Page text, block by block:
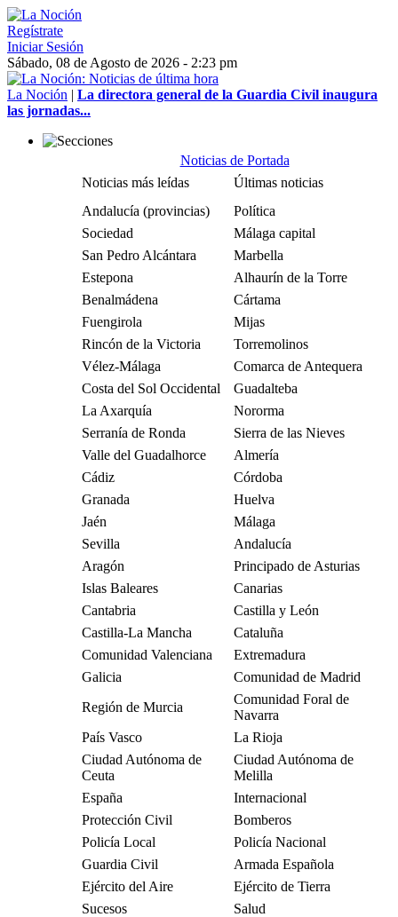
Regístrate
Iniciar Sesión
Sábado, 08 de Agosto de 2026 - 2:23 pm
La Noción | La directora general de la Guardia Civil inaugura
las jornadas...
Noticias de Portada
Noticias más leídas
Últimas noticias
Andalucía (provincias)
Política
Sociedad
Málaga capital
San Pedro Alcántara
Marbella
Estepona
Alhaurín de la Torre
Benalmádena
Cártama
Fuengirola
Mijas
Rincón de la Victoria
Torremolinos
Vélez-Málaga
Comarca de Antequera
Costa del Sol Occidental
Guadalteba
La Axarquía
Nororma
Serranía de Ronda
Sierra de las Nieves
Valle del Guadalhorce
Almería
Cádiz
Córdoba
Granada
Huelva
Jaén
Málaga
Sevilla
Andalucía
Aragón
Principado de Asturias
Islas Baleares
Canarias
Cantabria
Castilla y León
Castilla-La Mancha
Cataluña
Comunidad Valenciana
Extremadura
Galicia
Comunidad de Madrid
Región de Murcia
Comunidad Foral de
Navarra
País Vasco
La Rioja
Ciudad Autónoma de
Ceuta
Ciudad Autónoma de
Melilla
España
Internacional
Protección Civil
Bomberos
Policía Local
Policía Nacional
Guardia Civil
Armada Española
Ejército del Aire
Ejército de Tierra
Sucesos
Salud